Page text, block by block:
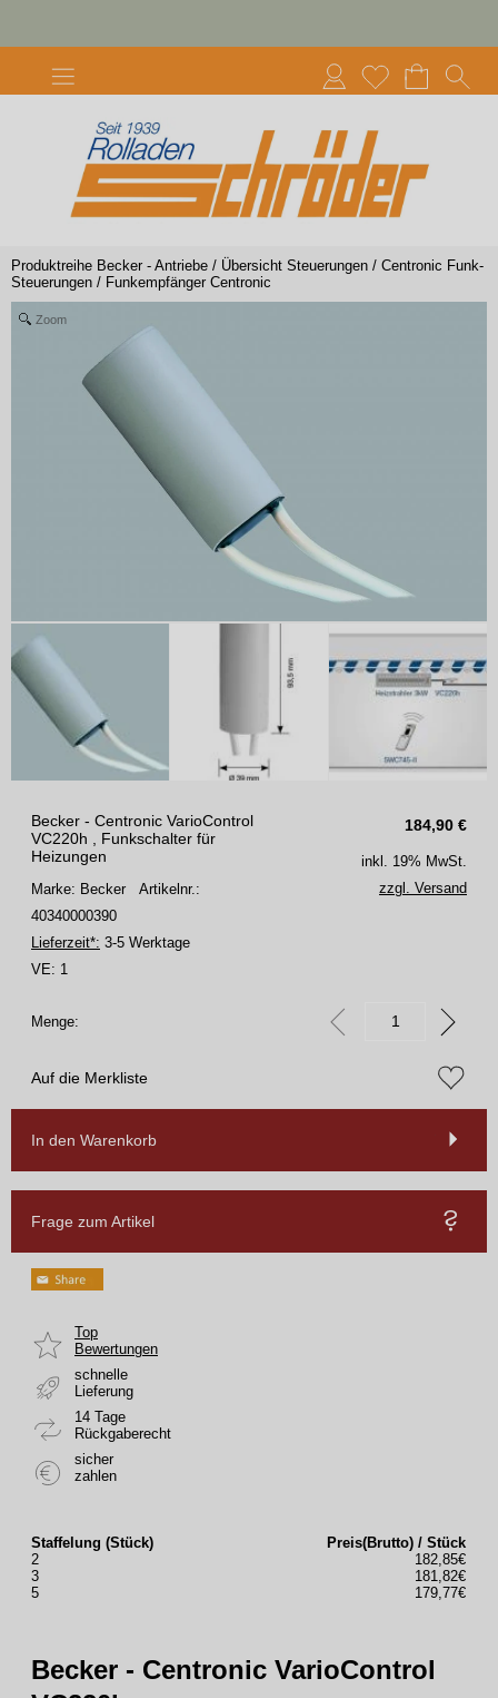
Produktreihe Becker - Antriebe / Übersicht Steuerungen / Centronic Funk-
Steuerungen / Funkempfänger Centronic
Zoom
184,90 €
Becker - Centronic VarioControl
VC220h , Funkschalter für
Heizungen
Marke: Becker Artikelnr.:
40340000390
Lieferzeit*: 3-5 Werktage
VE: 1
inkl. 19% MwSt.
zzgl. Versand
Menge:
Auf die Merkliste
In den Warenkorb
Frage zum Artikel
Top
Bewertungen
schnelle
Lieferung
14 Tage
Rückgaberecht
sicher
zahlen
Staffelung (Stück)
Preis(Brutto) / Stück
2
182,85€
3
181,82€
5
179,77€
Becker - Centronic VarioControl